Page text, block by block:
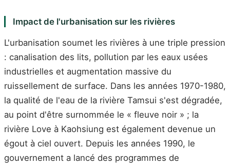
Impact de l'urbanisation sur les rivières
L'urbanisation soumet les rivières à une triple pression
: canalisation des lits, pollution par les eaux usées
industrielles et augmentation massive du
ruissellement de surface. Dans les années 1970-1980,
la qualité de l'eau de la rivière Tamsui s'est dégradée,
au point d'être surnommée le « fleuve noir » ; la
rivière Love à Kaohsiung est également devenue un
égout à ciel ouvert. Depuis les années 1990, le
gouvernement a lancé des programmes de